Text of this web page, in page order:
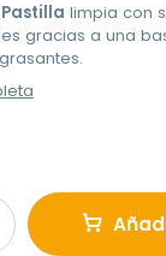
limpia con
gracias a una